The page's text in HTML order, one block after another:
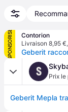
SPONSORISÉ
Contorion
Livraison 8,95 €,
S Prix le